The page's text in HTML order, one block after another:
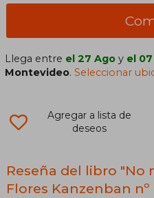
Llega entre el 27 Ago y el
Montevideo.Seleccionar
Agregar a lista de
deseos
Reseña del libro "No
Flores Kanzenban nº